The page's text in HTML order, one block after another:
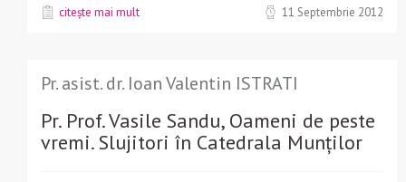
citește mai mult 11 Septembrie 2012
Pr. asist. dr. Ioan Valentin ISTRATI
Pr. Prof. Vasile Sandu, Oameni de peste
vremi. Slujitori în Catedrala Munților